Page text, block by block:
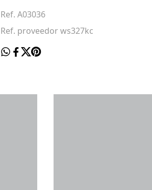
Ref. A03036
Ref. proveedor ws327kc